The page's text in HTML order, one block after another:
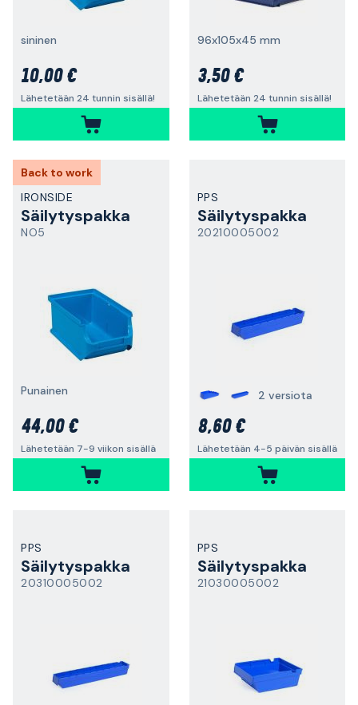
sininen
10,00 €
Lähetetään 24 tunnin sisällä!
96x105x45 mm
3,50 €
Lähetetään 24 tunnin sisällä!
Back to work
IRONSIDE
Säilytyspakka
NO5
Punainen
44,00 €
Lähetetään 7-9 viikon sisällä
PPS
Säilytyspakka
20210005002
2 versiota
8,60 €
Lähetetään 4-5 päivän sisällä
PPS
Säilytyspakka
20310005002
PPS
Säilytyspakka
21030005002